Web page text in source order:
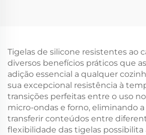
para
para
Tigelas de silicone resistentes ao
diversos benefícios práticos que
adição essencial a qualquer
sua excepcional resistência à
transições perfeitas entre o uso
micro-ondas e forno, eliminando
transferir conteúdos entre
flexibilidade das tigelas possibilita